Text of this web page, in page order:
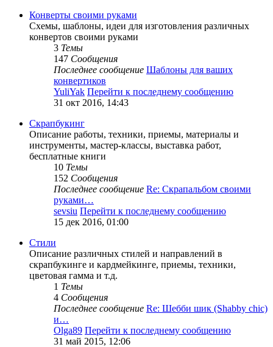
Конверты своими руками
Схемы, шаблоны, идеи для изготовления различных
конвертов своими руками
3 Темы
147 Сообщения
Последнее сообщение Шаблоны для ваших
конвертиков
YuliYak Перейти к последнему сообщению
31 окт 2016, 14:43
Скрапбукинг
Описание работы, техники, приемы, материалы и
инструменты, мастер-классы, выставка работ,
бесплатные книги
10 Темы
152 Сообщения
Последнее сообщение Re: Скрапальбом своими
руками…
sevsiu Перейти к последнему сообщению
15 дек 2016, 01:00
Стили
Описание различных стилей и направлений в
скрапбукинге и кардмейкинге, приемы, техники,
цветовая гамма и т.д.
1 Темы
4 Сообщения
Последнее сообщение Re: Шебби шик (Shabby chic)
и…
Olga89 Перейти к последнему сообщению
31 май 2015, 12:06